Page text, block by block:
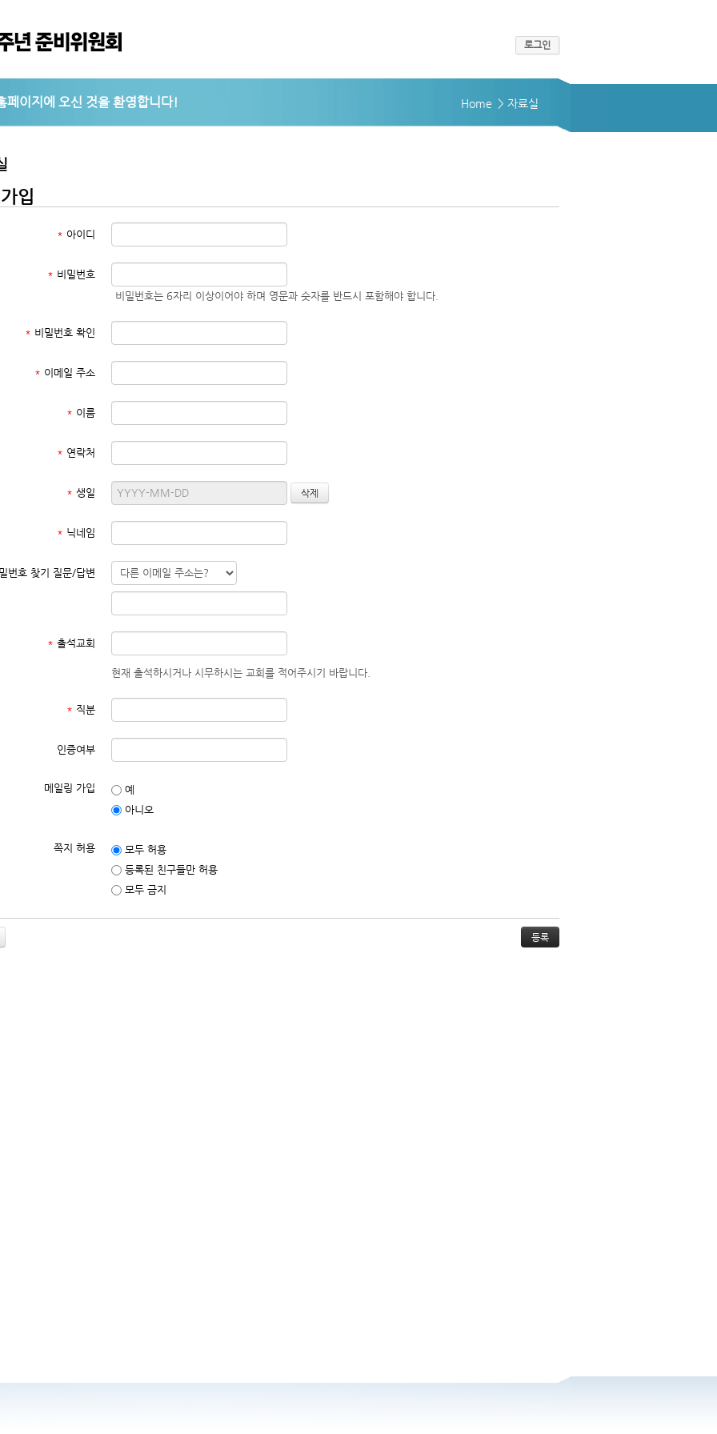
로그인
Home > 자료실
입
* 아이디
* 비밀번호
비밀번호는 6자리 이상이어야 하며 영문과 숫자를 반드시 포함해야 합니다.
* 비밀번호 확인
* 이메일 주소
* 이름
* 연락처
* 생일
* 닉네임
번호 찾기 질문/답변
* 출석교회
현재 출석하시거나 시무하시는 교회를 적어주시기 바랍니다.
* 직분
인증여부
메일링 가입
예
아니오
쪽지 허용
모두 허용
등록된 친구들만 허용
모두 금지